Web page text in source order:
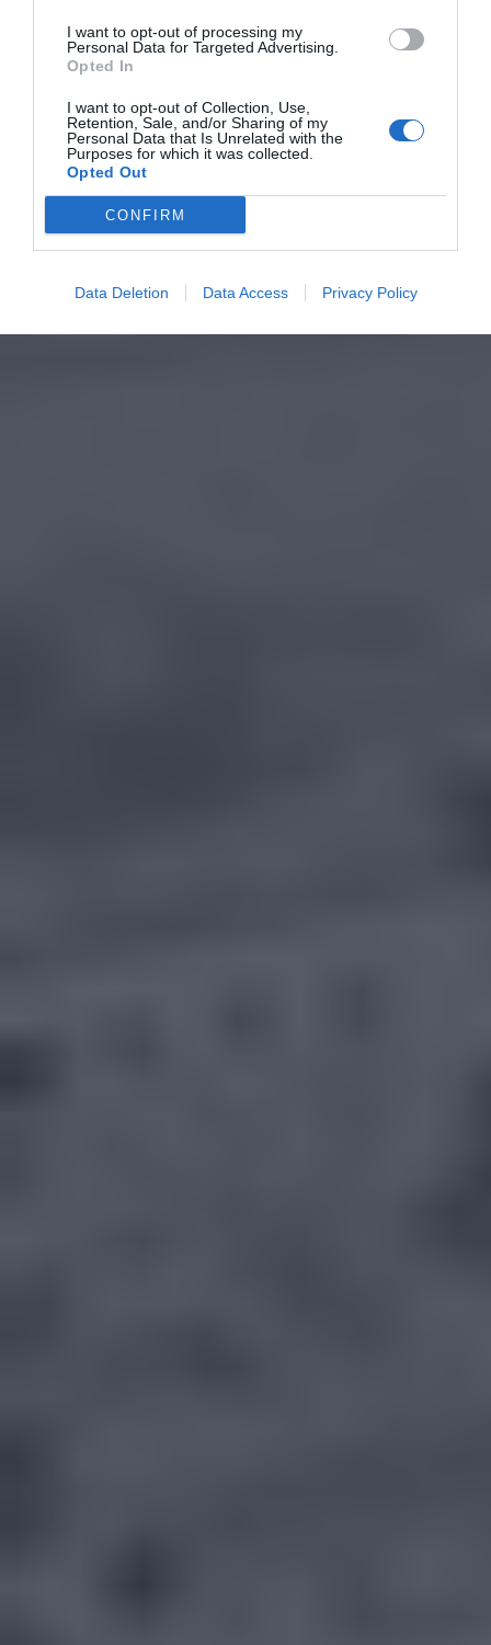
I want to opt-out of processing my
Personal Data for Targeted Advertising.
Opted In
I want to opt-out of Collection, Use,
Retention, Sale, and/or Sharing of my
Personal Data that Is Unrelated with the
Purposes for which it was collected.
Opted Out
CONFIRM
Data Deletion Data Access Privacy Policy